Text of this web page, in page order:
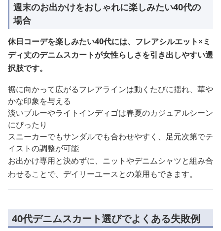
週末のお出かけをおしゃれに楽しみたい40代の
場合
休日コーデを楽しみたい40代には、フレアシルエット×ミ
ディ丈のデニムスカートが女性らしさを引き出しやすい選
択肢です。
裾に向かって広がるフレアラインは動くたびに揺れ、華や
かな印象を与える
淡いブルーやライトインディゴは春夏のカジュアルシーン
にぴったり
スニーカーでもサンダルでも合わせやすく、足元次第でテ
イストの調整が可能
お出かけ専用と決めずに、ニットやデニムシャツと組み合
わせることで、デイリーユースとの兼用もできます。
40代デニムスカート選びでよくある失敗例